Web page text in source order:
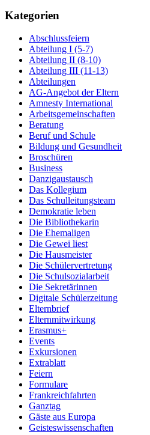
Kategorien
Abschlussfeiern
Abteilung I (5-7)
Abteilung II (8-10)
Abteilung III (11-13)
Abteilungen
AG-Angebot der Eltern
Amnesty International
Arbeitsgemeinschaften
Beratung
Beruf und Schule
Bildung und Gesundheit
Broschüren
Business
Danzigaustausch
Das Kollegium
Das Schulleitungsteam
Demokratie leben
Die Bibliothekarin
Die Ehemaligen
Die Gewei liest
Die Hausmeister
Die Schülervertretung
Die Schulsozialarbeit
Die Sekretärinnen
Digitale Schülerzeitung
Elternbrief
Elternmitwirkung
Erasmus+
Events
Exkursionen
Extrablatt
Feiern
Formulare
Frankreichfahrten
Ganztag
Gäste aus Europa
Geisteswissenschaften